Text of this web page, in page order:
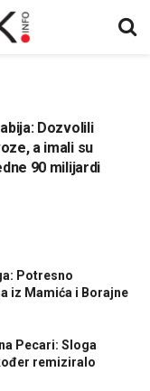
Dozvolili
a imali su
90 milijardi
Potresno
iz Mamića i Borajne
Pecari: Sloga
remiziralo